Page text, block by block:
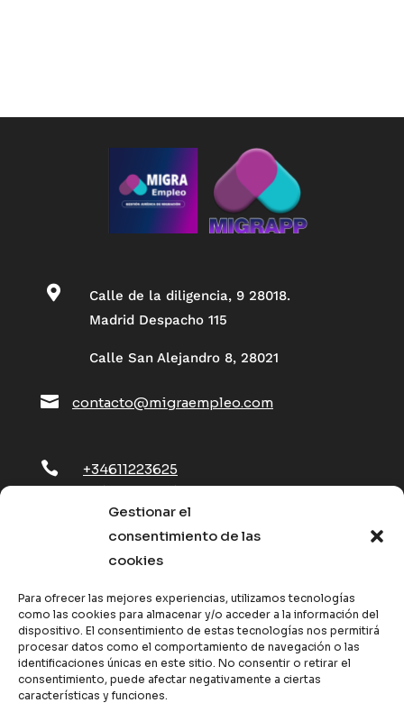
Gestionar el
consentimiento de las
cookies
Para ofrecer las mejores experiencias, utilizamos tecnologías
como las cookies para almacenar y/o acceder a la información del
dispositivo. El consentimiento de estas tecnologías nos permitirá
procesar datos como el comportamiento de navegación o las
identificaciones únicas en este sitio. No consentir o retirar el
consentimiento, puede afectar negativamente a ciertas
características y funciones.

Calle de la diligencia, 9 28018.
Madrid Despacho 115
Calle San Alejandro 8, 28021
 contacto@migraempleo.com

+34611223625
+34603271134
Términos y condiciones Candidatos
Política de cookies (UE)